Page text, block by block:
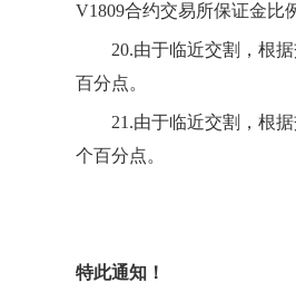
V1809合约交易所保证金比
20.由于临近交割，根
百分点。
21 .由于临近交割，根
个百分点。
特此通知！